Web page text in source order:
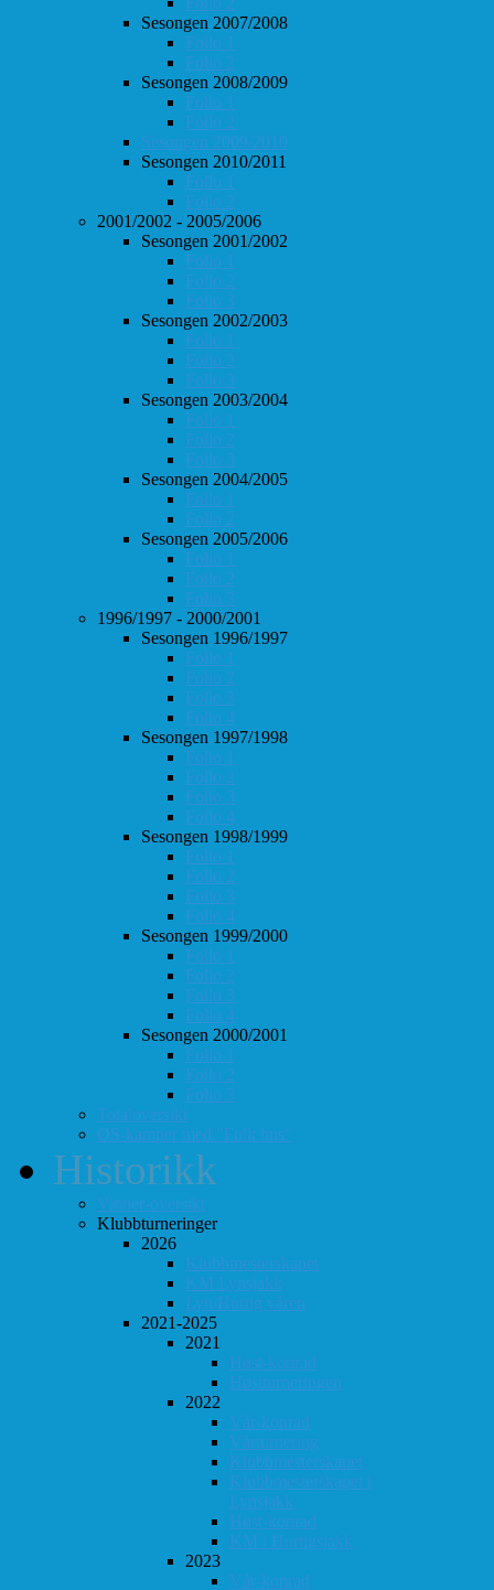
Sesongen 2007/2008
Follo 1
Follo 2
Sesongen 2008/2009
Follo 1
Follo 2
Sesongen 2009/2010
Sesongen 2010/2011
Follo 1
Follo 2
2001/2002 - 2005/2006
Sesongen 2001/2002
Follo 1
Follo 2
Follo 3
Sesongen 2002/2003
Follo 1
Follo 2
Follo 3
Sesongen 2003/2004
Follo 1
Follo 2
Follo 3
Sesongen 2004/2005
Follo 1
Follo 2
Sesongen 2005/2006
Follo 1
Follo 2
Follo 3
1996/1997 - 2000/2001
Sesongen 1996/1997
Follo 1
Follo 2
Follo 3
Follo 4
Sesongen 1997/1998
Follo 1
Follo 2
Follo 3
Follo 4
Sesongen 1998/1999
Follo 1
Follo 2
Follo 3
Follo 4
Sesongen 1999/2000
Follo 1
Follo 2
Follo 3
Follo 4
Sesongen 2000/2001
Follo 1
Follo 2
Follo 3
Totaloversikt
ØS-kamper med "Fullt hus"
Historikk
Vinner-oversikt
Klubbturneringer
2026
Klubbmesterskapet
KM Lynsjakk
Lyn/Hurtig våren
2021-2025
2021
Høst-konrad
Høstturneringen
2022
Vår-konrad
Vårturnering
Klubbmesterskapet
Klubbmesterskapet i
Lynsjakk
Høst-konrad
KM i Hurtigsjakk
2023
Vår-konrad